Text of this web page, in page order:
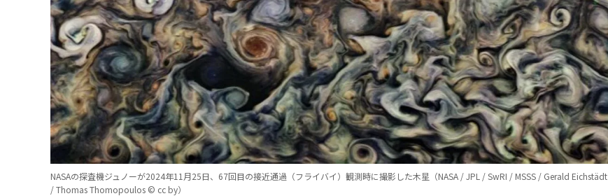
NASAの探査機ジュノーが2024年11月25日、67回目の接近通過（フライバイ）観測時に撮影した木星（NASA / JPL / SwRI / MSSS / Gerald Eichstädt
/ Thomas Thomopoulos © cc by）